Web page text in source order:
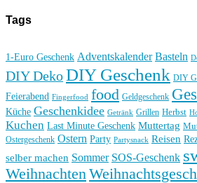
Tags
1-Euro Geschenk Adventskalender Basteln
DIY DekoDIY Geschenk DIY
Feierabend Fingerfood food Geldgeschenk
Küche Geschenkidee Getränk Grillen Herbst
Kuchen Last Minute Geschenk Muttertag
Ostergeschenk Ostern Party Partysnack Reisen
selber machen Sommer SOS-Geschenk
Weihnachten